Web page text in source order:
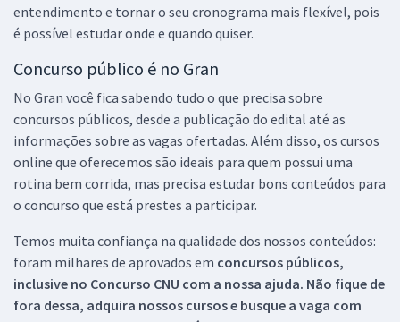
entendimento e tornar o seu cronograma mais flexível, pois
é possível estudar onde e quando quiser.
Concurso público é no Gran
No Gran você fica sabendo tudo o que precisa sobre
concursos públicos, desde a publicação do edital até as
informações sobre as vagas ofertadas. Além disso, os cursos
online que oferecemos são ideais para quem possui uma
rotina bem corrida, mas precisa estudar bons conteúdos para
o concurso que está prestes a participar.
Temos muita confiança na qualidade dos nossos conteúdos:
foram milhares de aprovados em concursos públicos,
inclusive no Concurso CNU com a nossa ajuda. Não fique de
fora dessa, adquira nossos cursos e busque a vaga com